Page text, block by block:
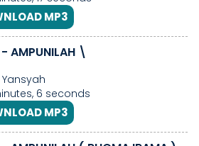
MP3
- AMPUNILAH \
Yansyah
6 seconds
MP3